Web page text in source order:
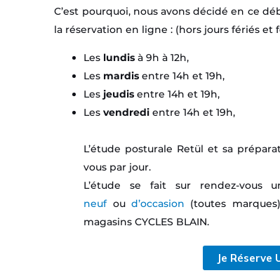
C’est pourquoi, nous avons décidé en ce
la réservation en ligne : (hors jours fériés
Les lundisà 9h à 12h,
Les mardisentre 14h et 19h,
Les jeudisentre 14h et 19h,
Lesvendredientre 14h et 19h,
L’étude posturale Retül et sa
vous par jour.
L’étude se fait sur rendez-
neufoud’occasion (toutes
magasins CYCLES BLAIN.
Je Réserve